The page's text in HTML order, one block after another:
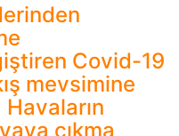
Covid-19
mevsimine
çıkma